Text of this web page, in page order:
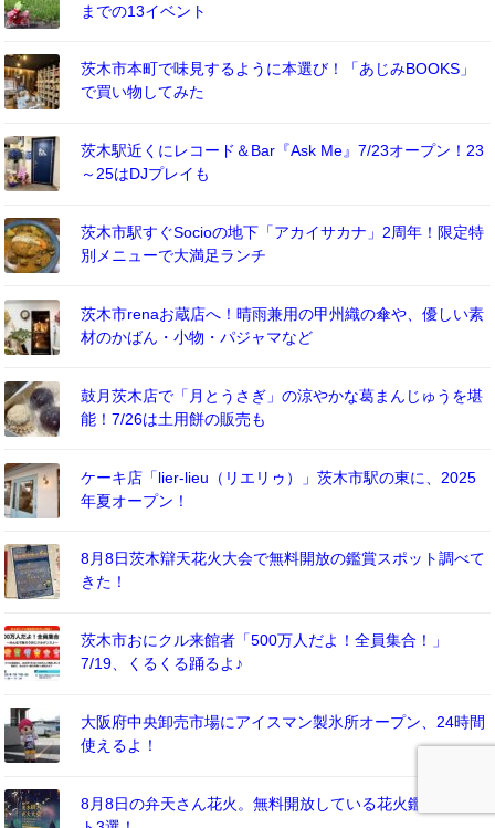
までの13イベント
茨木市本町で味見するように本選び！「あじみBOOKS」
で買い物してみた
茨木駅近くにレコード＆Bar『Ask Me』7/23オープン！23
～25はDJプレイも
茨木市駅すぐSocioの地下「アカイサカナ」2周年！限定特
別メニューで大満足ランチ
茨木市renaお蔵店へ！晴雨兼用の甲州織の傘や、優しい素
材のかばん・小物・パジャマなど
鼓月茨木店で「月とうさぎ」の涼やかな葛まんじゅうを堪
能！7/26は土用餅の販売も
ケーキ店「lier-lieu（リエリゥ）」茨木市駅の東に、2025
年夏オープン！
8月8日茨木辯天花火大会で無料開放の鑑賞スポット調べて
きた！
茨木市おにクル来館者「500万人だよ！全員集合！」
7/19、くるくる踊るよ♪
大阪府中央卸売市場にアイスマン製氷所オープン、24時間
使えるよ！
8月8日の弁天さん花火。無料開放している花火鑑賞スポッ